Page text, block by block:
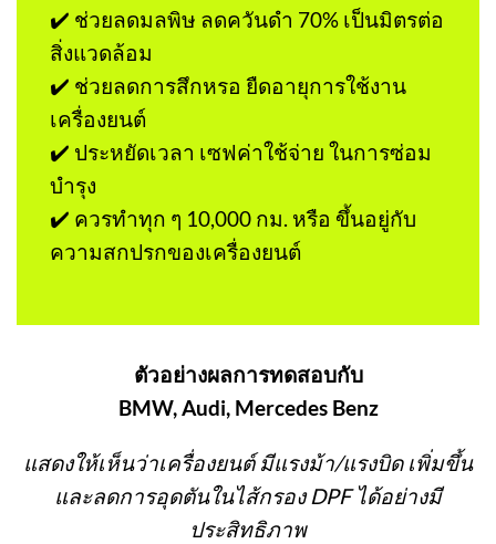
✔️ ช่วยลดมลพิษ ลดควันดำ 70% เป็นมิตรต่อ
สิ่งแวดล้อม
✔️ ช่วยลดการสึกหรอ ยืดอายุการใช้งาน
เครื่องยนต์
✔️ ประหยัดเวลา เซฟค่าใช้จ่าย ในการซ่อม
บำรุง
✔️ ควรทำทุก ๆ 10,000 กม. หรือ ขึ้นอยู่กับ
ความสกปรกของเครื่องยนต์
ตัวอย่างผลการทดสอบกับ
BMW, Audi, Mercedes Benz
แสดงให้เห็นว่าเครื่องยนต์ มีแรงม้า/แรงบิด เพิ่มขึ้น
และลดการอุดตันในไส้กรอง DPF ได้อย่างมี
ประสิทธิภาพ